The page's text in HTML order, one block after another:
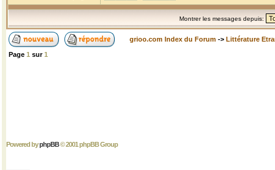
Montrer les messages depuis:
grioo.com Index du Forum -> Littérature
Page 1 sur1
Powered byphpBB© 2001 phpBB Group